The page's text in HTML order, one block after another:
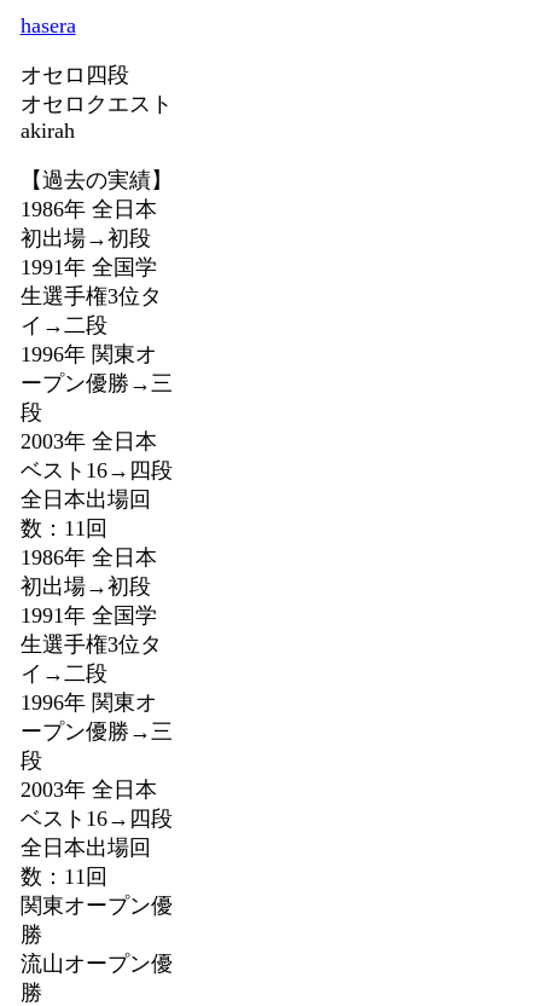
hasera
オセロ四段
オセロクエスト
akirah
【過去の実績】
1986年 全日本
初出場→初段
1991年 全国学
生選手権3位タ
イ→二段
1996年 関東オ
ープン優勝→三
段
2003年 全日本
ベスト16→四段
全日本出場回
数：11回
1986年 全日本
初出場→初段
1991年 全国学
生選手権3位タ
イ→二段
1996年 関東オ
ープン優勝→三
段
2003年 全日本
ベスト16→四段
全日本出場回
数：11回
関東オープン優
勝
流山オープン優
勝